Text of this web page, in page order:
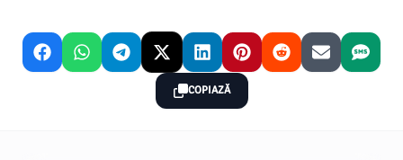
COPIAZĂ